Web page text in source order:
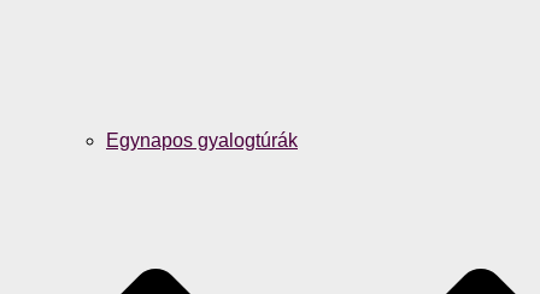
Egynapos gyalogtúrák